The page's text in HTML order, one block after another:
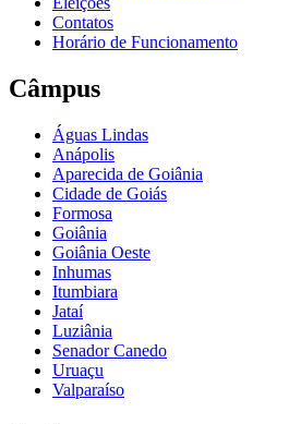
Contatos
Horário de Funcionamento
Câmpus
Águas Lindas
Anápolis
Aparecida de Goiânia
Cidade de Goiás
Formosa
Goiânia
Goiânia Oeste
Inhumas
Itumbiara
Jataí
Luziânia
Senador Canedo
Uruaçu
Valparaíso